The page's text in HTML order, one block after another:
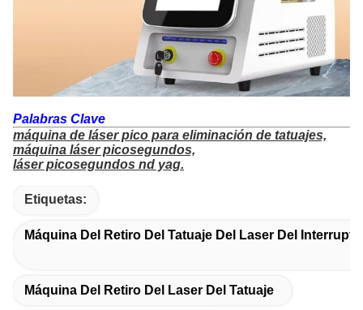
Palabras Clave
máquina de láser pico para eliminación de tatuajes,
máquina láser picosegundos,
láser picosegundos nd yag.
Etiquetas:
Máquina Del Retiro Del Tatuaje Del Laser Del
Máquina Del Retiro Del Laser Del Tatuaje